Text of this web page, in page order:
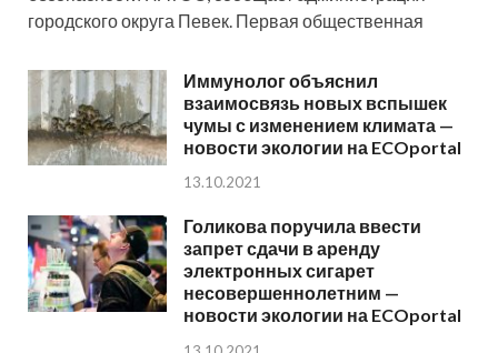
городского округа Певек. Первая общественная
Иммунолог объяснил
взаимосвязь новых вспышек
чумы с изменением климата —
новости экологии на ECOportal
13.10.2021
Голикова поручила ввести
запрет сдачи в аренду
электронных сигарет
несовершеннолетним —
новости экологии на ECOportal